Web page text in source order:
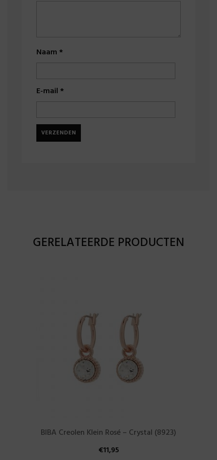
Naam*
E-mail*
GERELATEERDE PRODUCTEN
BIBA Creolen Klein Rosé – Crystal (8923)
€11,95